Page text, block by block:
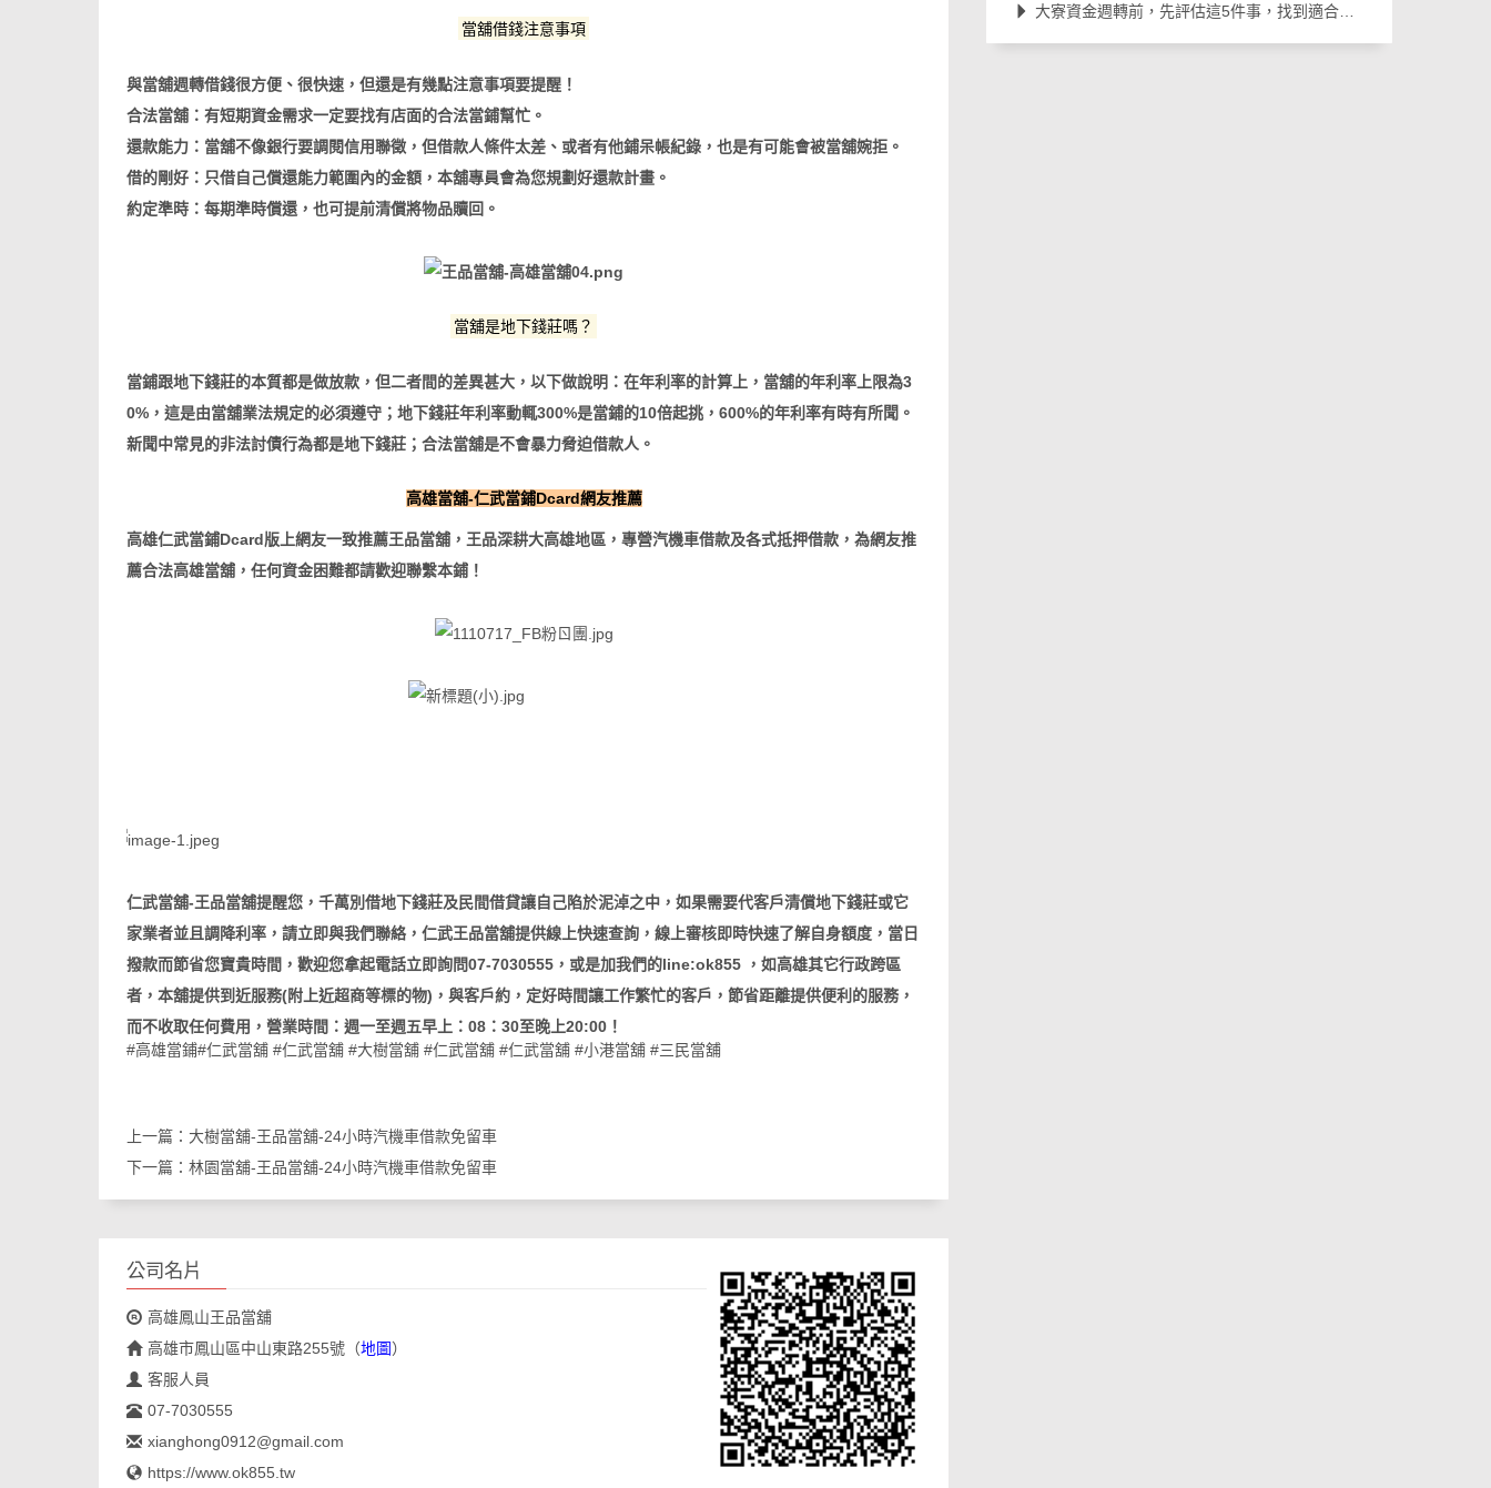
當舖借錢注意事項
與當舖週轉借錢很方便、很快速，但還是有幾點注意事項要提醒！
合法當舖：有短期資金需求一定要找有店面的合法當鋪幫忙。
還款能力：當舖不像銀行要調閱信用聯徵，但借款人條件太差、或者有他鋪呆帳紀錄，也是有可能會被當舖婉拒。
借的剛好：只借自己償還能力範圍內的金額，本舖專員會為您規劃好還款計畫。
約定準時：每期準時償還，也可提前清償將物品贖回 。
當舖是地下錢莊嗎？
當鋪跟地下錢莊的本質都是做放款，但二者間的差異甚大，以下做說明：在年利率的計算上，當舖的年利率上限為3
0%，這是由當舖業法規定的必須遵守；地下錢莊年利率動輒300%是當鋪的10倍起挑，600%的年利率有時有所聞。
新聞中常見的非法討債行為都是地下錢莊；合法當舖是不會暴力脅迫借款人。
高雄當舖-仁武當鋪Dcard網友推薦
高雄仁武當鋪Dcard版上網友一致推薦王品當舖，王品深耕大高雄地區，專營汽機車借款及各式抵押借款，為網友推
薦合法高雄當舖，任何資金困難都請歡迎聯繫本鋪！
仁武當舖-王品當舖提醒您，千萬別借地下錢莊及民間借貸讓自己陷於泥淖之中，如果需要代客戶清償地下錢莊或它
家業者並且調降利率，請立即與我們聯絡，仁武王品當舖提供線上快速查詢，線上審核即時快速了解自身額度，當日
撥款而節省您寶貴時間，歡迎您拿起電話立即詢問07-7030555，或是加我們的line:ok855 ，如高雄其它行政跨區
者，本舖提供到近服務(附上近超商等標的物)，與客戶約，定好時間讓工作繁忙的客戶，節省距離提供便利的服務，
而不收取任何費用，營業時間：週一至週五早上：08：30至晚上20:00！
#高雄當鋪#仁武當舖 #仁武當舖 #大樹當舖 #仁武當舖 #仁武當舖 #小港當舖 #三民當舖
上一篇： 大樹當舖-王品當舖-24小時汽機車借款免留車
下一篇： 林園當舖-王品當舖-24小時汽機車借款免留車
公司名片
高雄鳳山王品當舖
高雄市鳳山區中山東路255號 （地圖）
客服人員
07-7030555
xianghong0912@gmail.com
https://www.ok855.tw
大寮資金週轉前，先評估這5件事，找到適合自己的借款方式